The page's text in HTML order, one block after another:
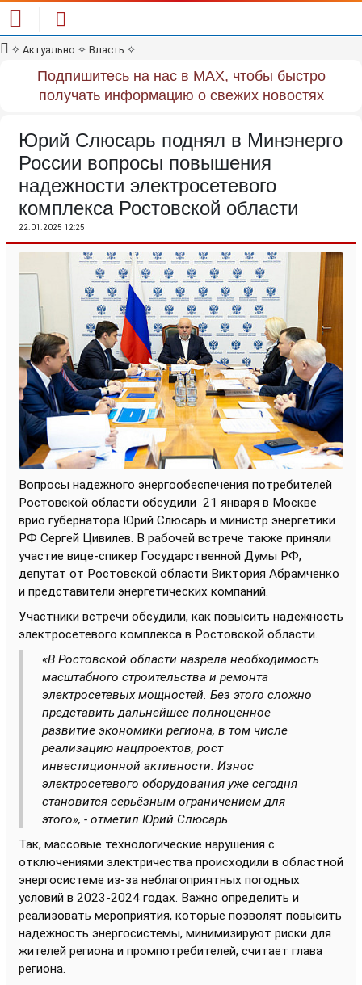
✧ Актуально ✧ Власть ✧
Подпишитесь на нас в MAX, чтобы быстро
получать информацию о свежих новостях
Юрий Слюсарь поднял в Минэнерго
России вопросы повышения
надежности электросетевого
комплекса Ростовской области
22.01.2025 12:25
Вопросы надежного энергообеспечения потребителей
Ростовской области обсудили 21 января в Москве
врио губернатора Юрий Слюсарь и министр энергетики
РФ Сергей Цивилев. В рабочей встрече также приняли
участие вице-спикер Государственной Думы РФ,
депутат от Ростовской области Виктория Абрамченко
и представители энергетических компаний.
Участники встречи обсудили, как повысить надежность
электросетевого комплекса в Ростовской области.
«В Ростовской области назрела необходимость
масштабного строительства и ремонта
электросетевых мощностей. Без этого сложно
представить дальнейшее полноценное
развитие экономики региона, в том числе
реализацию нацпроектов, рост
инвестиционной активности. Износ
электросетевого оборудования уже сегодня
становится серьёзным ограничением для
этого», - отметил Юрий Слюсарь.
Так, массовые технологические нарушения с
отключениями электричества происходили в областной
энергосистеме из-за неблагоприятных погодных
условий в 2023-2024 годах. Важно определить и
реализовать мероприятия, которые позволят повысить
надежность энергосистемы, минимизируют риски для
жителей региона и промпотребителей, считает глава
региона.